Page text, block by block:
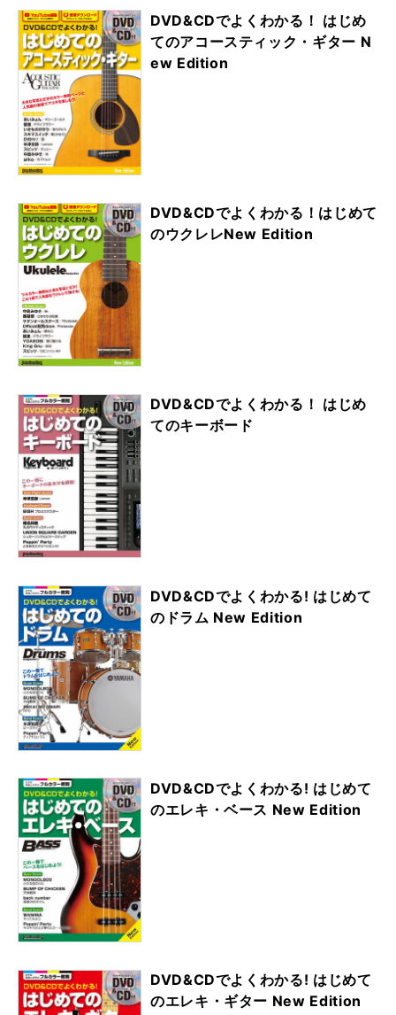
DVD&CDでよくわかる！ はじめ
てのアコースティック・ギター N
ew Edition
DVD&CDでよくわかる！はじめて
のウクレレNew Edition
DVD&CDでよくわかる！ はじめ
てのキーボード
DVD&CDでよくわかる! はじめて
のドラム New Edition
DVD&CDでよくわかる! はじめて
のエレキ・ベース New Edition
DVD&CDでよくわかる! はじめて
のエレキ・ギター New Edition